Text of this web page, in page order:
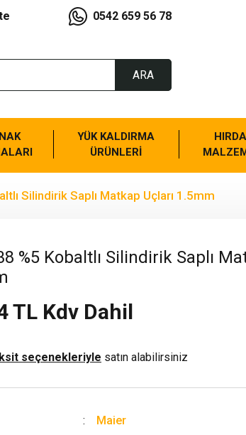
0542 659 56 78
ARA
YÜK KALDIRMA
ÜRÜNLERİ
Silindirik Saplı Matkap Uçları 1.5mm
%5 Kobaltlı Silindirik Saplı
TL Kdv Dahil
seçenekleriyle satın alabilirsiniz
Maier